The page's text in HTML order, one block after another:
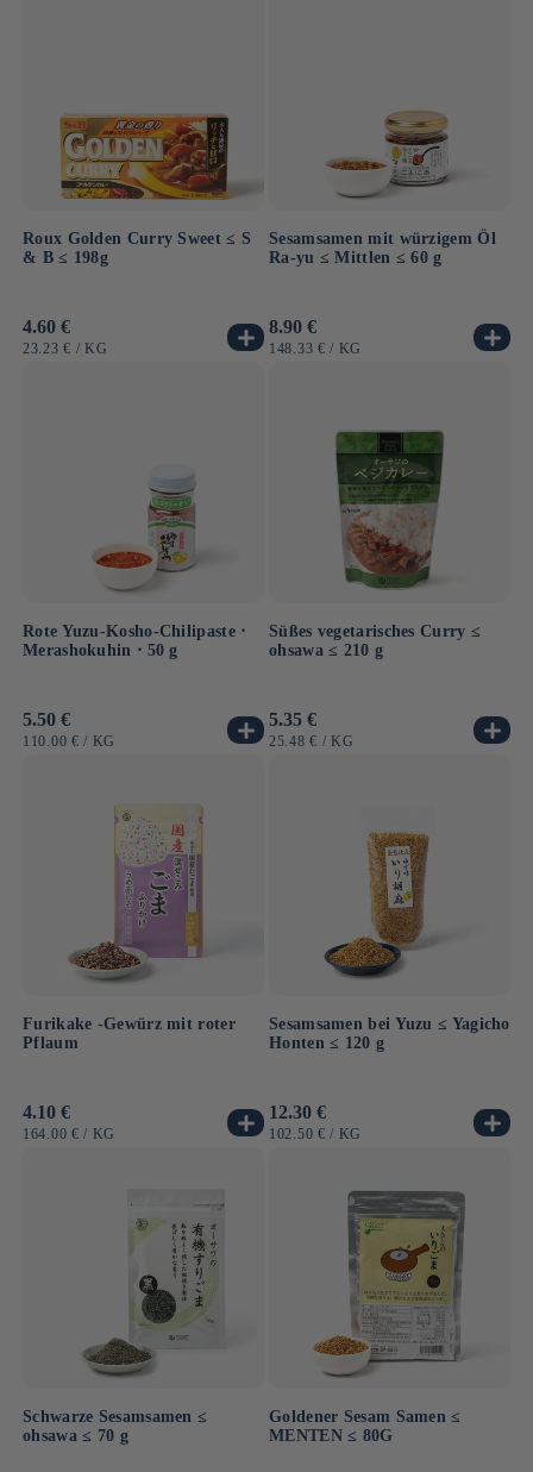
Roux Golden Curry Sweet ≤ S
& B ≤ 198g
Normaler
Preis
4.60 €
GRUNDPREIS
23.23 € / PRO
KG
Sesamsamen mit würzigem Öl
Ra-yu ≤ Mittlen ≤ 60 g
Normaler
Preis
8.90 €
GRUNDPREIS
148.33 € / PRO
KG
Rote Yuzu-Kosho-Chilipaste ⋅
Merashokuhin ⋅ 50 g
Normaler
Preis
5.50 €
GRUNDPREIS
110.00 € / PRO
KG
Süßes vegetarisches Curry ≤
ohsawa ≤ 210 g
Normaler
Preis
5.35 €
GRUNDPREIS
25.48 € / PRO
KG
Furikake -Gewürz mit roter
Pflaum
Normaler
Preis
4.10 €
GRUNDPREIS
164.00 € / PRO
KG
Sesamsamen bei Yuzu ≤ Yagicho
Honten ≤ 120 g
Normaler
Preis
12.30 €
GRUNDPREIS
102.50 € / PRO
KG
Schwarze Sesamsamen ≤
ohsawa ≤ 70 g
Goldener Sesam Samen ≤
MENTEN ≤ 80G